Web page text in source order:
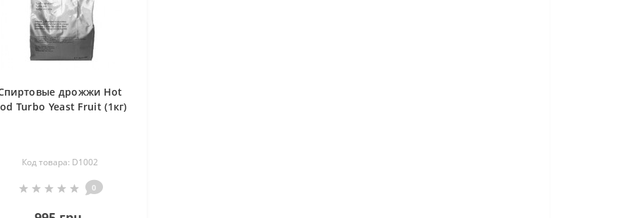
дрожжи Hot
Turbo Yeast Fruit (1кг)
Код товара: D1002
0